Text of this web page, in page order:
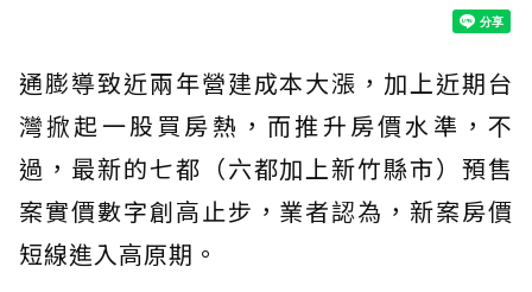
通膨導致近兩年營建成本大漲，加上近期台
灣掀起一股買房熱，而推升房價水準，不
過，最新的七都（六都加上新竹縣市）預售
案實價數字創高止步，業者認為，新案房價
短線進入高原期。